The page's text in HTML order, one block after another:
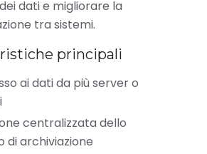
dati e migliorare la
tra sistemi.
principali
ai dati da più server o
centralizzata dello
di archiviazione